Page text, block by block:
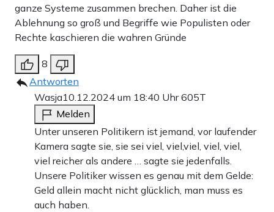
ganze Systeme zusammen brechen. Daher ist die
Ablehnung so groß und Begriffe wie Populisten oder
Rechte kaschieren die wahren Gründe
8
Antworten
Wasja10.12.2024 um 18:40 Uhr605T
Melden
Unter unseren Politikern ist jemand, vor laufender
Kamera sagte sie, sie sei viel, viel,viel, viel, viel,
viel reicher als andere … sagte sie jedenfalls.
Unsere Politiker wissen es genau mit dem Gelde:
Geld allein macht nicht glücklich, man muss es
auch haben.